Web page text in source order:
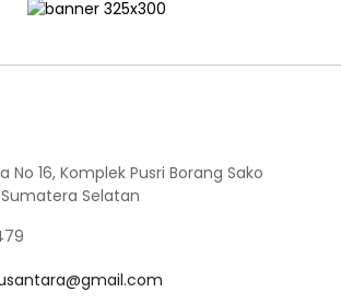
No 16, Komplek Pusri Borang Sako
Selatan